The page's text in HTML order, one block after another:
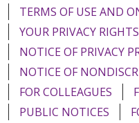
TERMS OF USE AND
YOUR PRIVACY RIGHTS
NOTICE OF PRIVACY
NOTICE OF
FOR COLLEAGUES
PUBLIC NOTICES